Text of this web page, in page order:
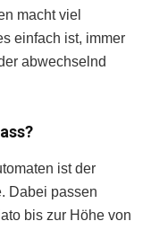
macht viel
einfach ist, immer
abwechselnd
ist der
Dabei passen
bis zur Höhe von